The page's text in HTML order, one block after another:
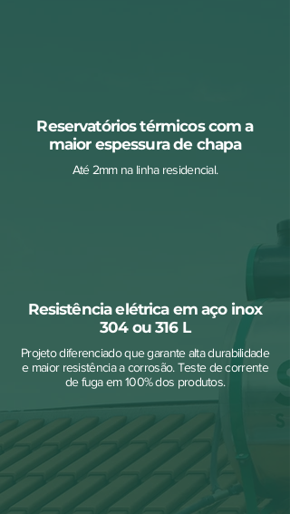
Reservatórios térmicos com a
maior espessura de chapa
Até 2mm na linha residencial.
Resistência elétrica em aço inox
304 ou 316 L
Projeto diferenciado que garante alta durabilidade
e maior resistência a corrosão. Teste de corrente
de fuga em 100% dos produtos.